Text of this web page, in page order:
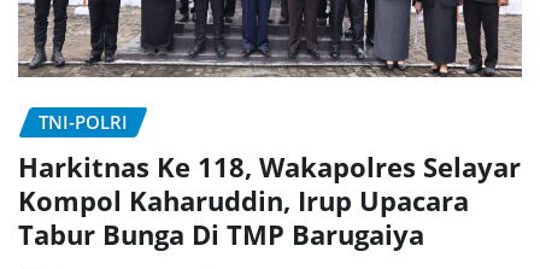
TNI-POLRI
Harkitnas Ke 118, Wakapolres Selayar
Kompol Kaharuddin, Irup Upacara
Tabur Bunga Di TMP Barugaiya